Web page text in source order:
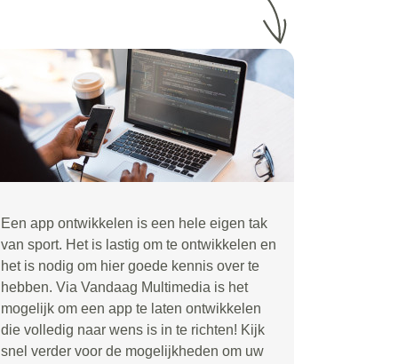
Een app ontwikkelen is een hele eigen tak
van sport. Het is lastig om te ontwikkelen en
het is nodig om hier goede kennis over te
hebben. Via Vandaag Multimedia is het
mogelijk om een app te laten ontwikkelen
die volledig naar wens is in te richten! Kijk
snel verder voor de mogelijkheden om uw